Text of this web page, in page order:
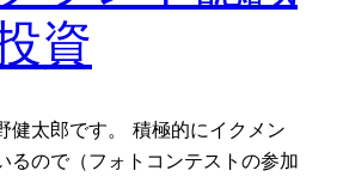
資
健太郎です。 積極的にイクメン
るので（フォトコンテストの参加